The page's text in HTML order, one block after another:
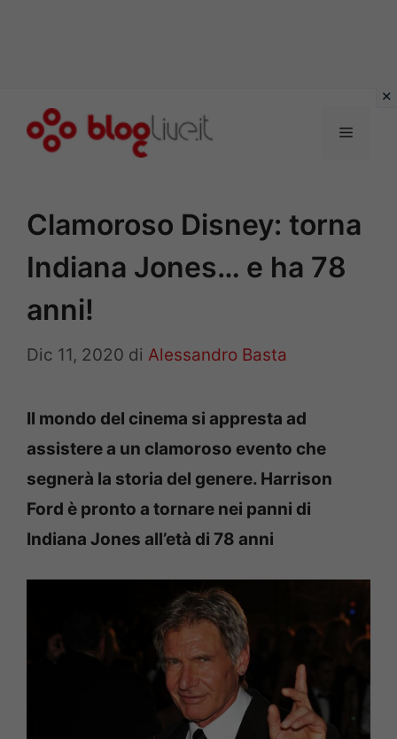
Menu
Clamoroso Disney: torna
Indiana Jones… e ha 78
anni!
Dic 11, 2020 di Alessandro Basta
Il mondo del cinema si appresta ad
assistere a un clamoroso evento che
segnerà la storia del genere. Harrison
Ford è pronto a tornare nei panni di
Indiana Jones all’età di 78 anni